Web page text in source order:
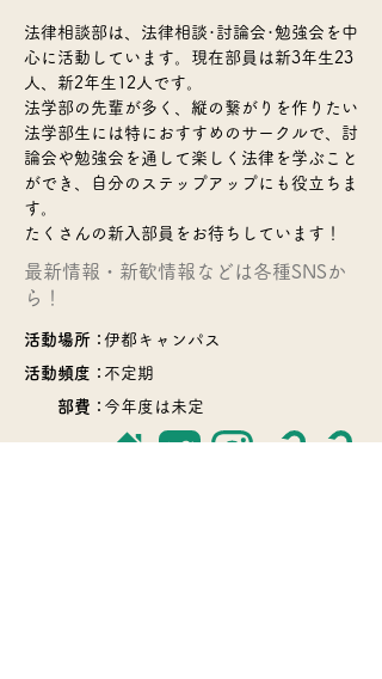
法律相談部は、法律相談･討論会･勉強会を中
心に活動しています。現在部員は新3年生23
人、新2年生12人です。
法学部の先輩が多く、縦の繋がりを作りたい
法学部生には特におすすめのサークルで、討
論会や勉強会を通して楽しく法律を学ぶこと
ができ、自分のステップアップにも役立ちま
す。
たくさんの新入部員をお待ちしています！
​最新情報・新歓情報などは各種SNSか
ら！
活動場所：伊都キャンパス
活動頻度：不定期
部費：今年度は未定